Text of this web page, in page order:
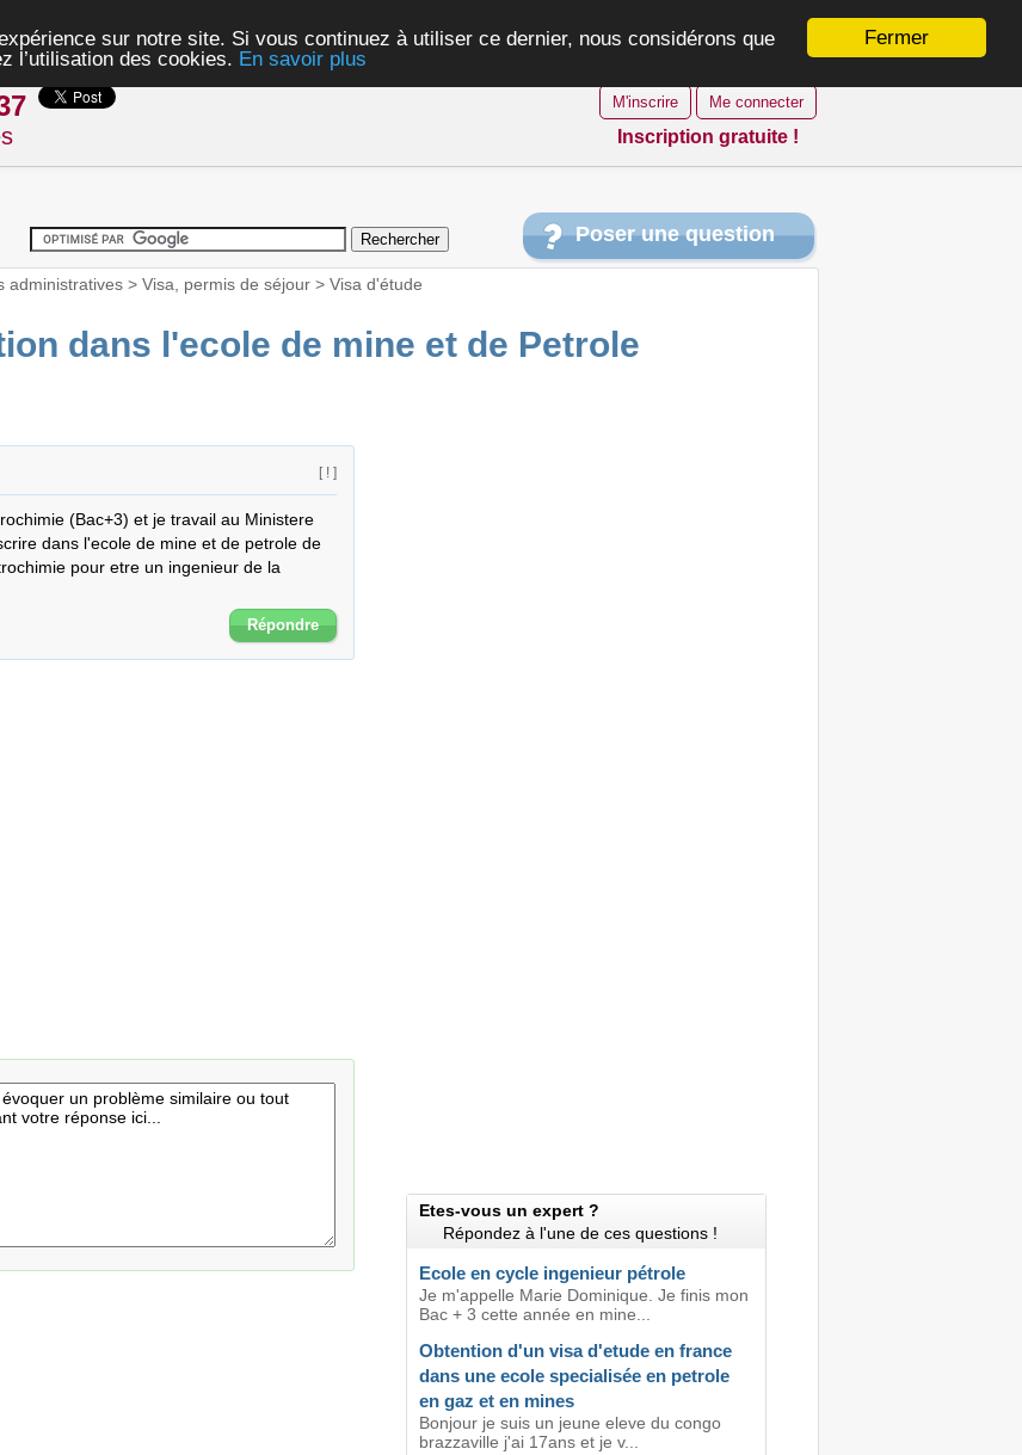
Fermer
sur notre site. Si vous continuez à utiliser ce dernier, nous considérons que
l’utilisation des cookies. En savoir plus
M'inscrire Me connecter
Inscription gratuite !
Poser une question
administratives> Visa, permis de séjour> Visa d'étude
dans l'ecole de mine et de Petrole
[ ! ]
(Bac+3) et je travail au Ministere
dans l'ecole de mine et de petrole de
pour etre un ingenieur de la
Répondre
Etes-vous un expert ?
Répondez à l'une de ces questions !
Ecole en cycle ingenieur pétrole
Je m'appelle Marie Dominique. Je finis mon
Bac + 3 cette année en mine...
Obtention d'un visa d'etude en france
dans une ecole specialisée en petrole
en gaz et en mines
Bonjour je suis un jeune eleve du congo
brazzaville j'ai 17ans et je v...